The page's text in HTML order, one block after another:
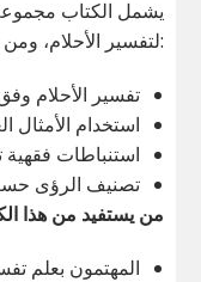
يشمل الكتاب
لتفسير الأحلام، ومن بينها:
تفسير الأحلام
استخدام الأمثال
استنباطات فقهية
تصنيف الرؤى
من يستفيد من هذا
المهتمون بعلم